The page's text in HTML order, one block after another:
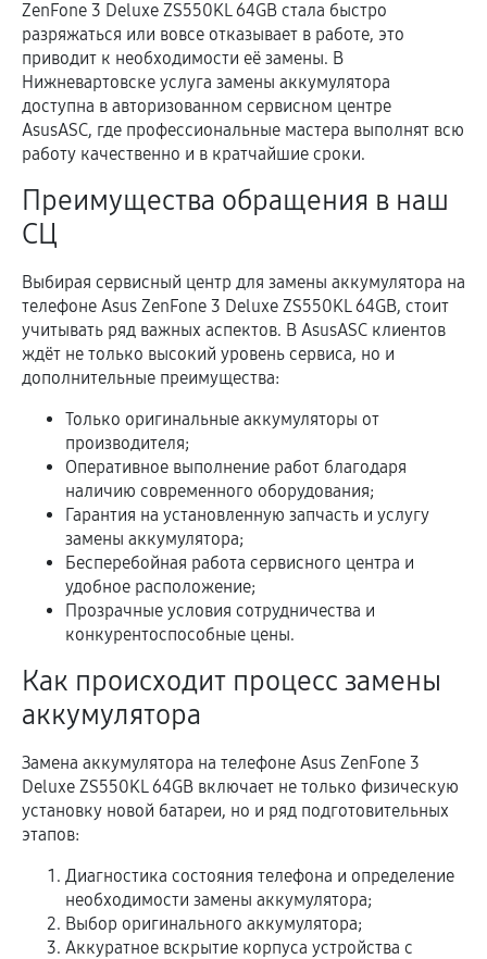
ZenFone 3 Deluxe ZS550KL 64GB стала быстро
разряжаться или вовсе отказывает в работе, это
приводит к необходимости её замены. В
Нижневартовске услуга замены аккумулятора
доступна в авторизованном сервисном центре
AsusASC, где профессиональные мастера выполнят всю
работу качественно и в кратчайшие сроки.
Преимущества обращения в наш
СЦ
Выбирая сервисный центр для замены аккумулятора на
телефоне Asus ZenFone 3 Deluxe ZS550KL 64GB, стоит
учитывать ряд важных аспектов. В AsusASC клиентов
ждёт не только высокий уровень сервиса, но и
дополнительные преимущества:
Только оригинальные аккумуляторы от
производителя;
Оперативное выполнение работ благодаря
наличию современного оборудования;
Гарантия на установленную запчасть и услугу
замены аккумулятора;
Бесперебойная работа сервисного центра и
удобное расположение;
Прозрачные условия сотрудничества и
конкурентоспособные цены.
Как происходит процесс замены
аккумулятора
Замена аккумулятора на телефоне Asus ZenFone 3
Deluxe ZS550KL 64GB включает не только физическую
установку новой батареи, но и ряд подготовительных
этапов:
Диагностика состояния телефона и определение
необходимости замены аккумулятора;
Выбор оригинального аккумулятора;
Аккуратное вскрытие корпуса устройства с